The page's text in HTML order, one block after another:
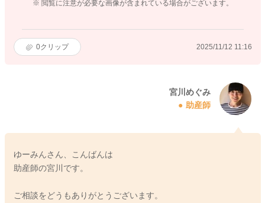
※ 閲覧に注意が必要な画像が含まれている場合がございます。
0クリップ 2025/11/12 11:16
宮川めぐみ
助産師
ゆーみんさん、こんばんは
助産師の宮川です。
ご相談をどうもありがとうございます。